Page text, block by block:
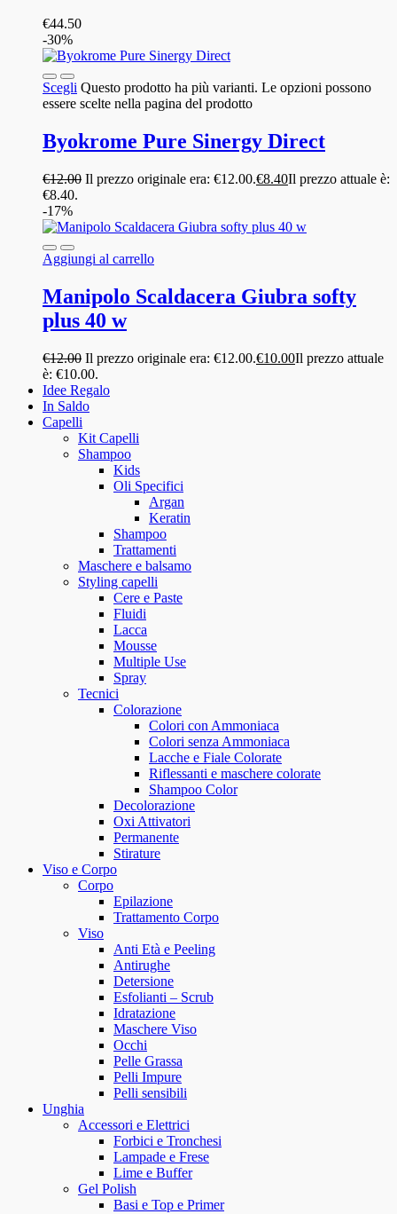
€44.50
-30%
Scegli Questo prodotto ha più varianti. Le opzioni possono
essere scelte nella pagina del prodotto
Byokrome Pure Sinergy Direct
€12.00 Il prezzo originale era: €12.00.€8.40Il prezzo attuale è:
€8.40.
-17%
Aggiungi al carrello
Manipolo Scaldacera Giubra softy
plus 40 w
€12.00 Il prezzo originale era: €12.00.€10.00Il prezzo attuale
è: €10.00.
Idee Regalo
In Saldo
Capelli
Kit Capelli
Shampoo
Kids
Oli Specifici
Argan
Keratin
Shampoo
Trattamenti
Maschere e balsamo
Styling capelli
Cere e Paste
Fluidi
Lacca
Mousse
Multiple Use
Spray
Tecnici
Colorazione
Colori con Ammoniaca
Colori senza Ammoniaca
Lacche e Fiale Colorate
Riflessanti e maschere colorate
Shampoo Color
Decolorazione
Oxi Attivatori
Permanente
Stirature
Viso e Corpo
Corpo
Epilazione
Trattamento Corpo
Viso
Anti Età e Peeling
Antirughe
Detersione
Esfolianti – Scrub
Idratazione
Maschere Viso
Occhi
Pelle Grassa
Pelli Impure
Pelli sensibili
Unghia
Accessori e Elettrici
Forbici e Tronchesi
Lampade e Frese
Lime e Buffer
Gel Polish
Basi e Top e Primer